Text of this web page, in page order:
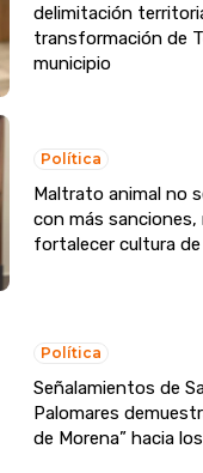
delimitación
transformación de
municipio
Política
Maltrato animal no
con más sanciones,
fortalecer cultura
Política
Señalamientos de
Palomares
de Morena” hacia